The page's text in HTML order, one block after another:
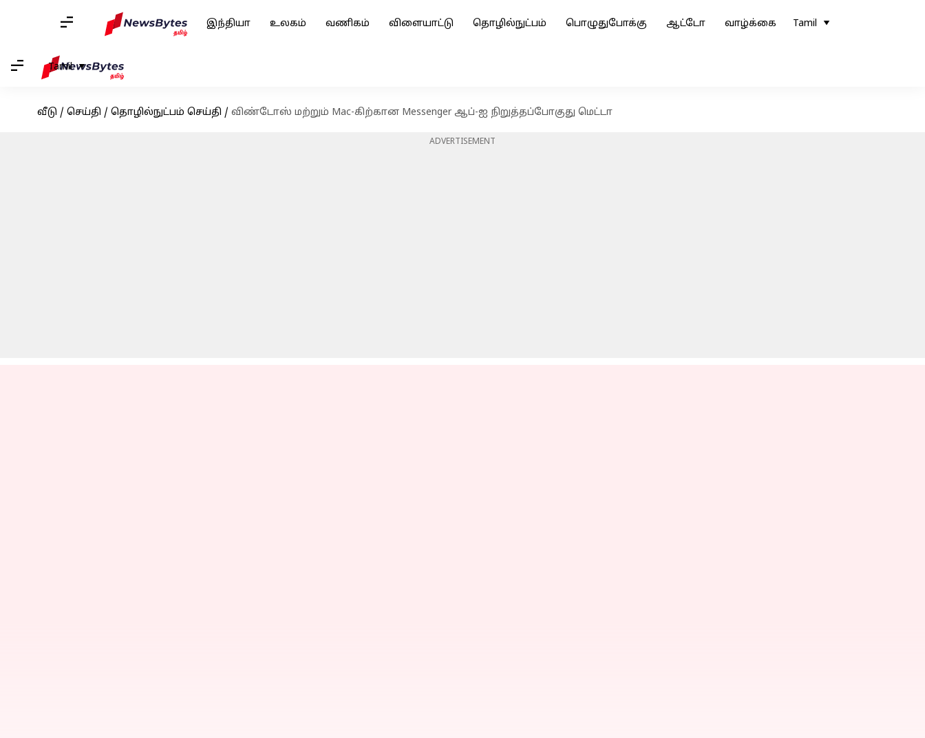
இந்தியா உலகம் வணிகம் விளையாட்டு தொழில்நுட்பம் பொழுதுபோக்கு ஆட்டோ வாழ்க்கை Tamil
Tamil
வீடு / செய்தி / தொழில்நுட்பம் செய்தி / விண்டோஸ் மற்றும் Mac-கிற்கான Messenger ஆப்-ஐ நிறுத்தப்போகுது மெட்டா
ADVERTISEMENT